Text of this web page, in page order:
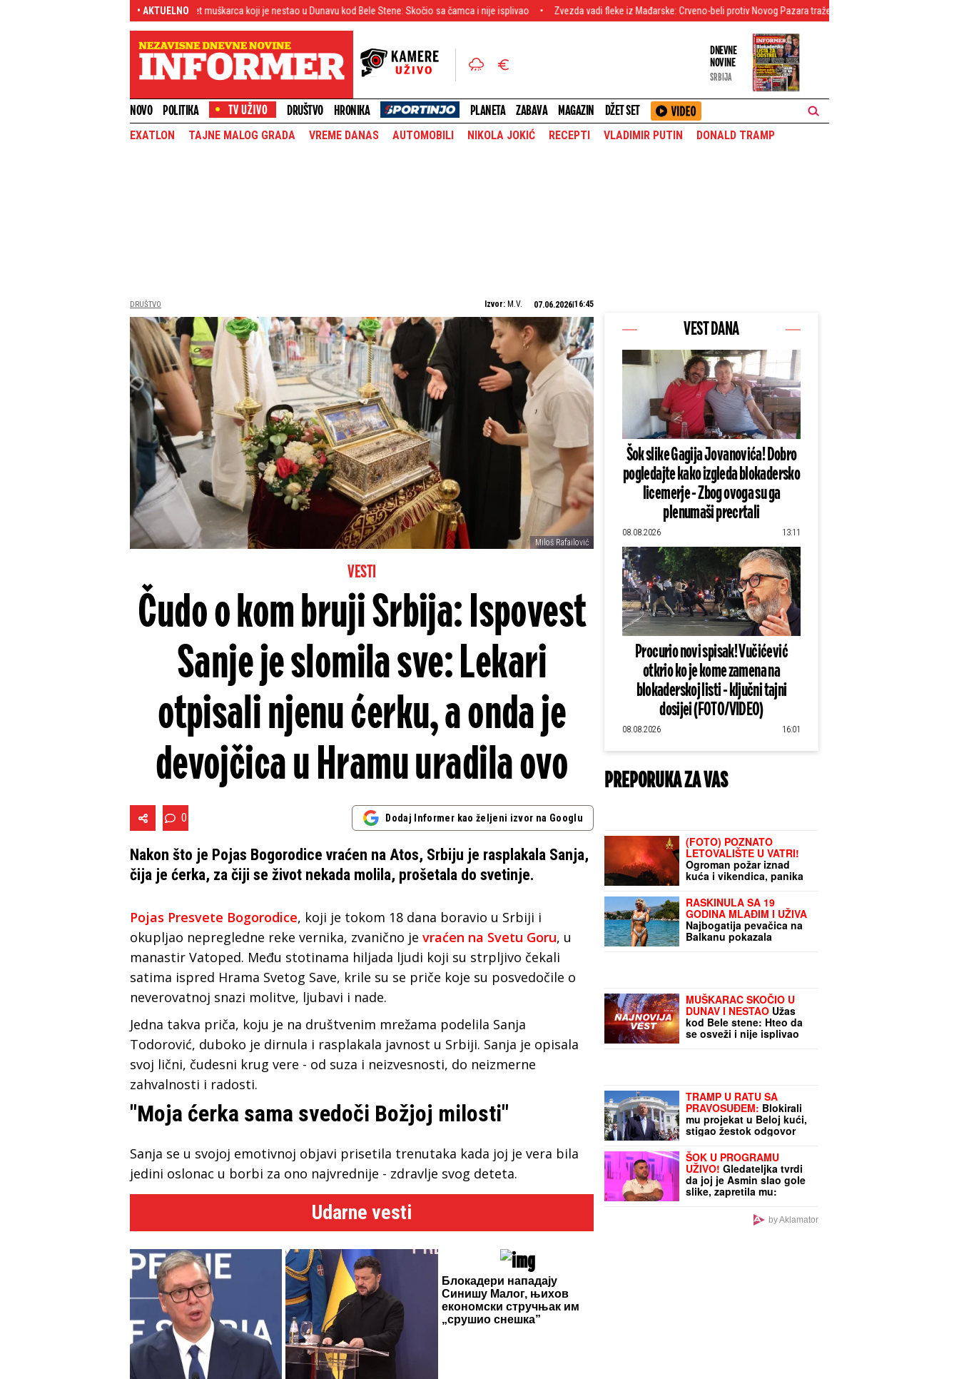
• AKTUELNO
Poznat identitet muškarca koji je nestao u Dunavu kod Bele Stene: Skočio sa čamca i nije isplivao Zvezda vadi fleke iz Mađarske: Crveno-beli protiv Novog Pazara traže povratak na pravi kolosek
DNEVNE
NOVINE
SRBIJA
NOVO POLITIKA DRUŠTVO HRONIKA PLANETA ZABAVA MAGAZIN DŽET SET
EXATLON TAJNE MALOG GRADA VREME DANAS AUTOMOBILI NIKOLA JOKIĆ RECEPTI VLADIMIR PUTIN DONALD TRAMP
DRUŠTVO Izvor: M.V. 07.06.2026 16:45
Miloš Rafailović
VESTI
Čudo o kom bruji Srbija: Ispovest
Sanje je slomila sve: Lekari
otpisali njenu ćerku, a onda je
devojčica u Hramu uradila ovo
0 Dodaj Informer kao željeni izvor na Googlu
Nakon što je Pojas Bogorodice vraćen na Atos, Srbiju je rasplakala Sanja,
čija je ćerka, za čiji se život nekada molila, prošetala do svetinje.
Pojas Presvete Bogorodice, koji je tokom 18 dana boravio u Srbiji i
okupljao nepregledne reke vernika, zvanično je vraćen na Svetu Goru, u
manastir Vatoped. Među stotinama hiljada ljudi koji su strpljivo čekali
satima ispred Hrama Svetog Save, krile su se priče koje su posvedočile o
neverovatnoj snazi molitve, ljubavi i nade.
Jedna takva priča, koju je na društvenim mrežama podelila Sanja
Todorović, duboko je dirnula i rasplakala javnost u Srbiji. Sanja je opisala
svoj lični, čudesni krug vere - od suza i neizvesnosti, do neizmerne
zahvalnosti i radosti.
"Moja ćerka sama svedoči Božjoj milosti"
Sanja se u svojoj emotivnoj objavi prisetila trenutaka kada joj je vera bila
jedini oslonac u borbi za ono najvrednije - zdravlje svog deteta.
Udarne vesti
Блокадери нападају
Синишу Малог, њихов
економски стручњак им
„срушио снешка”
VEST DANA
Šok slike Gagija Jovanovića! Dobro
pogledajte kako izgleda blokadersko
licemerje - Zbog ovoga su ga
plenumaši precrtali
08.08.2026 13:11
Procurio novi spisak! Vučićević
otkrio ko je kome zamena na
blokaderskoj listi - ključni tajni
dosijei (FOTO/VIDEO)
08.08.2026 16:01
PREPORUKA ZA VAS
(FOTO) POZNATO
LETOVALIŠTE U VATRI!
Ogroman požar iznad
kuća i vikendica, panika
Evakuisano stotine ljudi,
podignuti helikopteri i
avioni
RASKINULA SA 19
GODINA MLAĐIM I UŽIVA
Najbogatija pevačica na
Balkanu pokazala
MUŠKARAC SKOČIO U
DUNAV I NESTAO Užas
kod Bele stene: Hteo da
se osveži i nije isplivao
TRAMP U RATU SA
PRAVOSUĐEM: Blokirali
mu projekat u Beloj kući,
stigao žestok odgovor
ŠOK U PROGRAMU
UŽIVO! Gledateljka tvrdi
da joj je Asmin slao gole
slike, zapretila mu:
iskorišćavaš žene zaby Aklamator